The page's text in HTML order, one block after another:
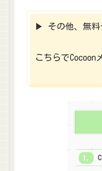
▶ その他、無料
こちらでCocoon